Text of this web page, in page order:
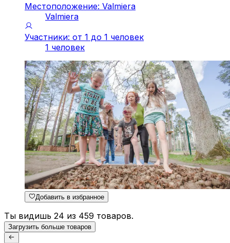
Местоположение: Valmiera
Valmiera
Участники: от 1 до 1 человек
1 человек
Добавить в избранное
Ты видишь 24 из 459 товаров.
Загрузить больше товаров